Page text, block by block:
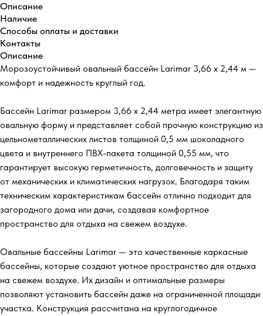
Описание
Наличие
Способы оплаты и доставки
Контакты
Описание
Морозоустойчивый овальный бассейн Larimar 3,66 х 2,44 м —
комфорт и надежность круглый год.
Бассейн Larimar размером 3,66 х 2,44 метра имеет элегантную
овальную форму и представляет собой прочную конструкцию из
цельнометаллических листов толщиной 0,5 мм шоколадного
цвета и внутреннего ПВХ-пакета толщиной 0,55 мм, что
гарантирует высокую герметичность, долговечность и защиту
от механических и климатических нагрузок. Благодаря таким
техническим характеристикам бассейн отлично подходит для
загородного дома или дачи, создавая комфортное
пространство для отдыха на свежем воздухе.
Овальные бассейны Larimar — это качественные каркасные
бассейны, которые создают уютное пространство для отдыха
на свежем воздухе. Их дизайн и оптимальные размеры
позволяют установить бассейн даже на ограниченной площади
участка. Конструкция рассчитана на круглогодичное